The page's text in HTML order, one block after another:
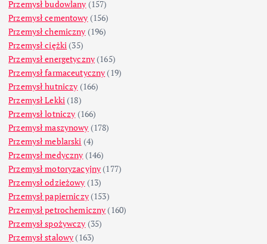
Przemysł budowlany (157)
Przemysł cementowy (156)
Przemysł chemiczny (196)
Przemysł ciężki (35)
Przemysł energetyczny (165)
Przemysł farmaceutyczny (19)
Przemysł hutniczy (166)
Przemysł Lekki (18)
Przemysł lotniczy (166)
Przemysł maszynowy (178)
Przemysł meblarski (4)
Przemysł medyczny (146)
Przemysł motoryzacyjny (177)
Przemysł odzieżowy (13)
Przemysł papierniczy(153)
Przemysł petrochemiczny (160)
Przemysł spożywczy (35)
Przemysł stalowy (163)